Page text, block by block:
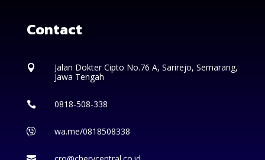
Contact

Jalan Dokter Cipto No.76 A, Sarirejo, Semarang,
Jawa Tengah
 0818-508-338
 wa.me/0818508338